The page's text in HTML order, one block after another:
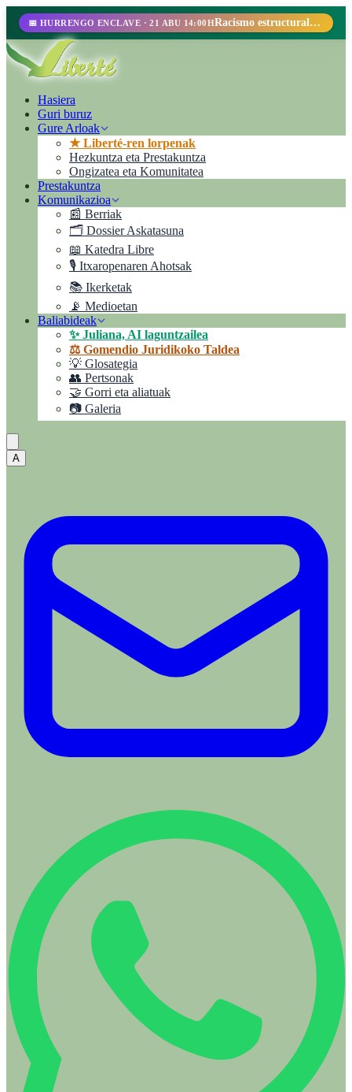
📅 HURRENGO ENCLAVE · 21 ABU 14:00H Racismo estructural, perfilamiento racial y abolicionismo carcelario.
Hasiera
Guri buruz
Gure Arloak
★ Liberté-ren lorpenak
Hezkuntza eta Prestakuntza
Ongizatea eta Komunitatea
Prestakuntza
Komunikazioa
📰 Berriak
🗂️ Dossier Askatasuna
📖 Katedra Libre
🎙️ Itxaropenaren Ahotsak
📚 Ikerketak
📡 Medioetan
Baliabideak
✨ Juliana, AI laguntzailea
⚖️ Gomendio Juridikoko Taldea
💡 Glosategia
👥 Pertsonak
🤝 Gorri eta aliatuak
📷 Galeria
A